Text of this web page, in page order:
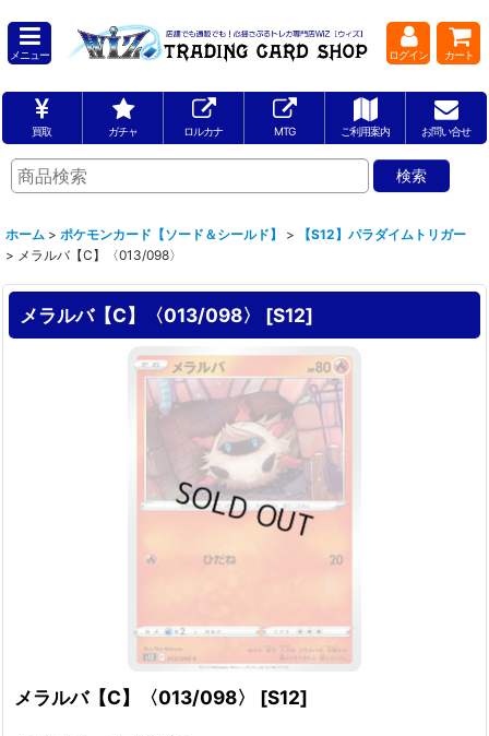
メニュー ログイン カート
買取 ガチャ ロルカナ MTG ご利用案内 お問い合せ
ホーム > ポケモンカード【ソード＆シールド】 >
【S12】パラダイムトリガー
> メラルバ【C】〈013/098〉
メラルバ【C】〈013/098〉 [S12]
メラルバ【C】〈013/098〉 [S12]